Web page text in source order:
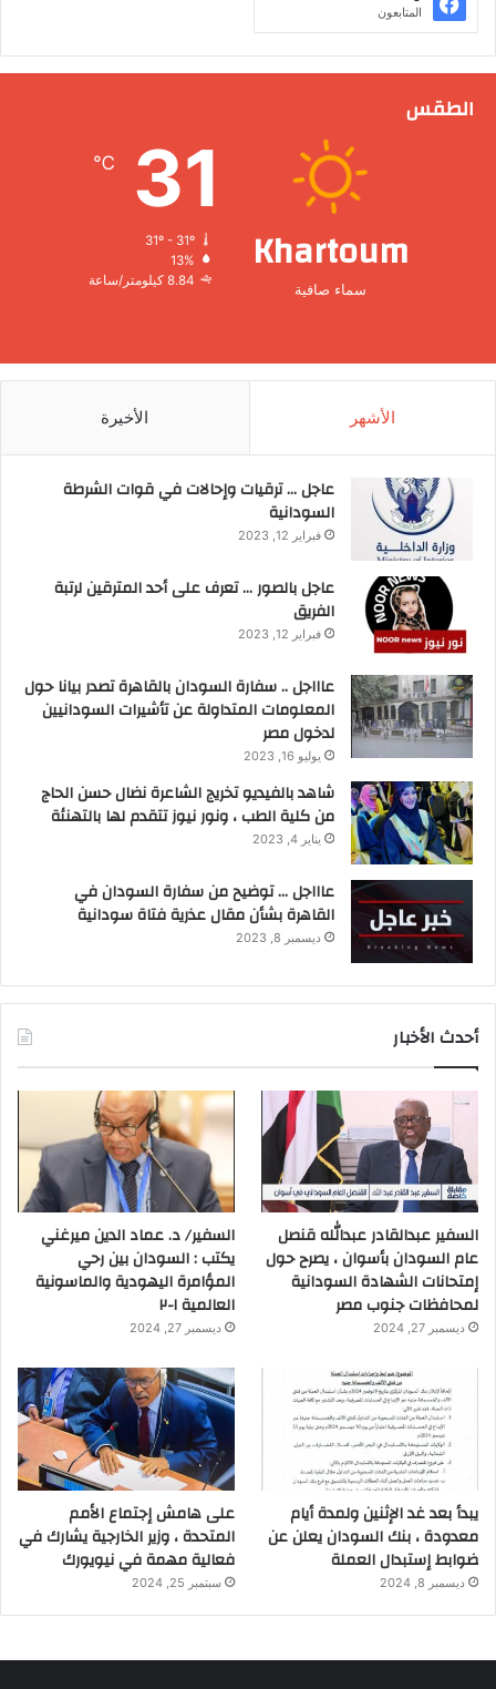
المتابعون
الطقس
Khartoum
سماء صافية
31
℃
31º - 31º
13%
8.84 كيلومتر/ساعة
الأشهر الأخيرة
عاجل … ترقيات وإحالات في قوات الشرطة
السودانية
فبراير 12, 2023
عاجل بالصور … تعرف على أحد المترقين لرتبة
الفريق
فبراير 12, 2023
عاااجل .. سفارة السودان بالقاهرة تصدر بيانا حول
المعلومات المتداولة عن تأشيرات السودانيين
لدخول مصر
يوليو 16, 2023
شاهد بالفيديو تخريج الشاعرة نضال حسن الحاج
من كلية الطب ، ونور نيوز تتقدم لها بالتهنئة
يناير 4, 2023
عاااجل … توضيح من سفارة السودان في
القاهرة بشأن مقال عذرية فتاة سودانية
ديسمبر 8, 2023
أحدث الأخبار
السفير عبدالقادر عبدالله قنصل
عام السودان بأسوان ، يصرح حول
إمتحانات الشهادة السودانية
لمحافظات جنوب مصر
ديسمبر 27, 2024
السفير/ د. عماد الدين ميرغني
يكتب : السودان بين رحي
المؤامرة اليهودية والماسونية
العالمية ١-٢
ديسمبر 27, 2024
يبدأ بعد غد الإثنين ولمدة أيام
معدودة ، بنك السودان يعلن عن
ضوابط إستبدال العملة
ديسمبر 8, 2024
على هامش إجتماع الأمم
المتحدة ، وزير الخارجية يشارك في
فعالية مهمة في نيويورك
سبتمبر 25, 2024